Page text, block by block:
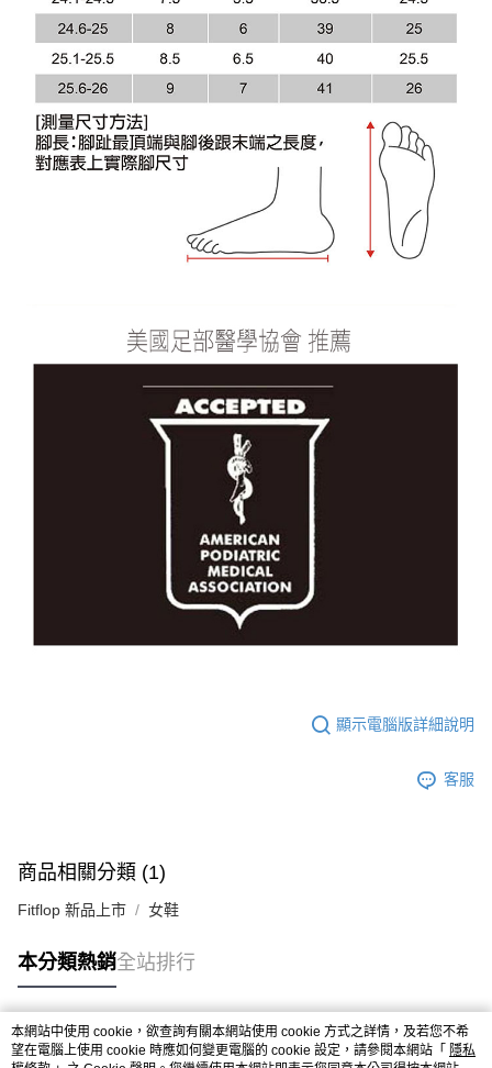
顯示電腦版詳細說明
客服
商品相關分類 (1)
Fitflop 新品上市 女鞋
本分類熱銷全站排行
熱門標籤
本網站中使用 cookie，欲查詢有關本網站使用 cookie 方式之詳情，及若您不希
望在電腦上使用 cookie 時應如何變更電腦的 cookie 設定，請參閱本網站「 隱私